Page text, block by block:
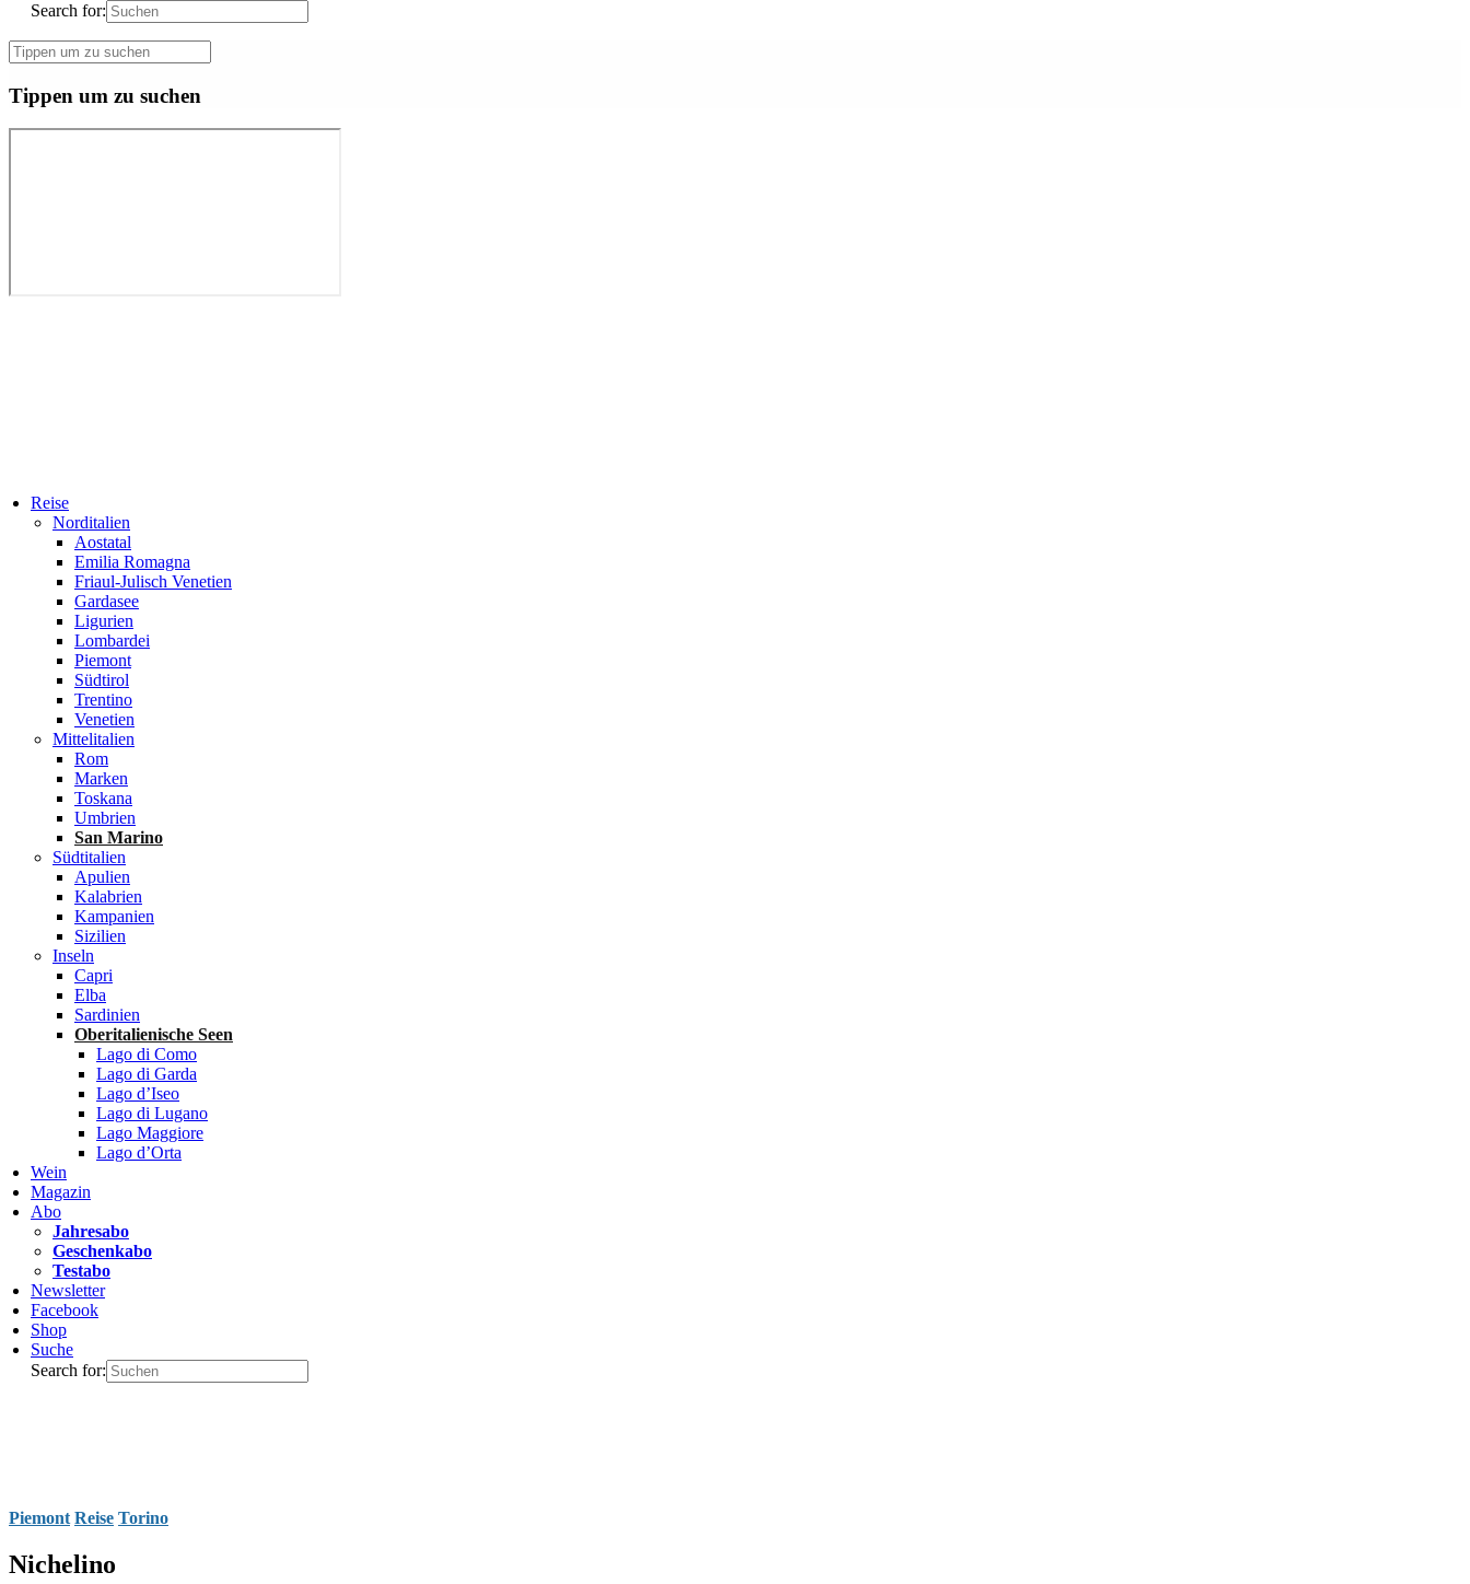
Search for:
Tippen um zu suchen
Reise
Norditalien
Aostatal
Emilia Romagna
Friaul-Julisch Venetien
Gardasee
Ligurien
Lombardei
Piemont
Südtirol
Trentino
Venetien
Mittelitalien
Rom
Marken
Toskana
Umbrien
San Marino
Südtitalien
Apulien
Kalabrien
Kampanien
Sizilien
Inseln
Capri
Elba
Sardinien
Oberitalienische Seen
Lago di Como
Lago di Garda
Lago d’Iseo
Lago di Lugano
Lago Maggiore
Lago d’Orta
Wein
Magazin
Abo
Jahresabo
Geschenkabo
Testabo
Newsletter
Facebook
Shop
Suche
Search for:
Piemont Reise Torino
Nichelino